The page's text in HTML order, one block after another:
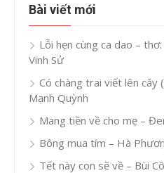
Bài viết mới
Lỗi hẹn cùng ca dao –
Vinh Sử
Có chàng trai viết lên cây
Mạnh Quỳnh
Mang tiền về cho mẹ –
Bông mua tím – Hà
Tết này con sẽ về – Bùi